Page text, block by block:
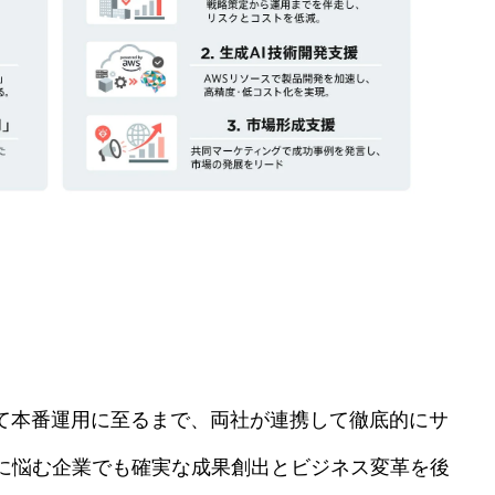
番運用に至るまで、両社が連携して徹底的にサ
む企業でも確実な成果創出とビジネス変革を後